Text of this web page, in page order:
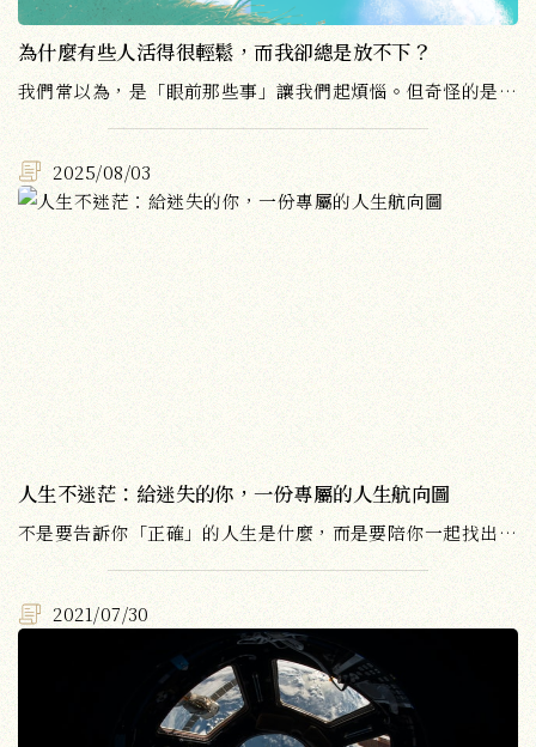
為什麼有些人活得很輕鬆，而我卻總是放不下？
我們常以為，是「眼前那些事」讓我們起煩惱。但奇怪的是，同樣一件事——有人耿耿於懷、失眠好幾天；有人卻能轉身放下，一夜好眠。可見真正困住我們的，往往不是事情本身，而是我們看待世界的方式。
2025/08/03
人生不迷茫：給迷失的你，一份專屬的人生航向圖
不是要告訴你「正確」的人生是什麼，而是要陪你一起找出「屬於自己」的人生航向。
2021/07/30